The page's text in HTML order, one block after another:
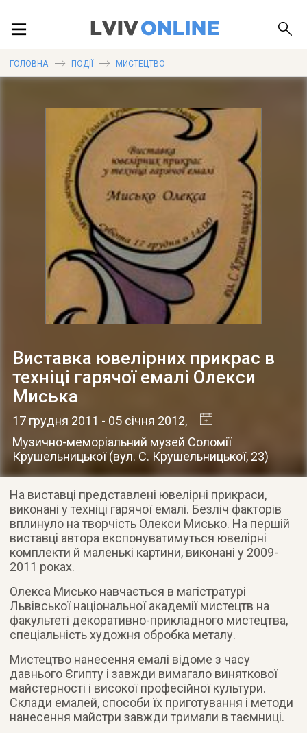
ПУБЛІКАЦІЇ
ДОВІДКА
ГОЛОВНА ПОДІЇ МИСТЕЦТВО
Виставка ювелірних прикрас в
техніці гарячої емалі Олекси
Миська
17 грудня 2011 - 05 січня 2012,
Музично-меморіальний музей Соломії
Крушельницької (вул. С. Крушельницької, 23)
На виставці представлені ювелірні прикраси,
виконані у техніці гарячої емалі. Безліч факторів
вплинуло на творчість Олекси Мисько. На першій
виставці автора експонуватимуться ювелірні
комплекти й маленькі картини, виконані у 2009-
2011 роках.
Олекса Мисько навчається в магістратурі
Львівської національної академії мистецтв на
факультеті декоративно-прикладного мистецтва,
спеціальність художня обробка металу.
Мистецтво нанесення емалі відоме з часу
давнього Єгипту і завжди вимагало виняткової
майстерності і високої професійної культури.
Склади емалей, способи їх приготування і методи
нанесення майстри завжди тримали в таємниці.